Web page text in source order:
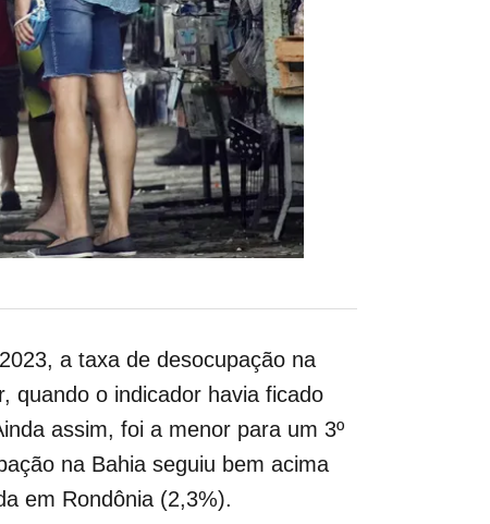
a taxa de desocupação na
quando o indicador havia ficado
assim, foi a menor para um 3º
na Bahia seguiu bem acima
em Rondônia (2,3%).